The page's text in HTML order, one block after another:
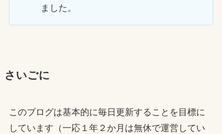
ました。
さいごに
このブログは基本的に毎日更新することを目標に
しています（一応１年２か月は無休で運営してい